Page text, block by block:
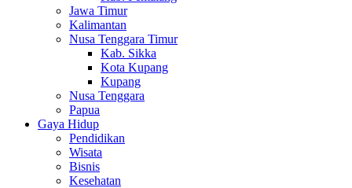
Jawa Timur
Kalimantan
Nusa Tenggara Timur
Kab. Sikka
Kota Kupang
Kupang
Nusa Tenggara
Papua
Gaya Hidup
Pendidikan
Wisata
Bisnis
Kesehatan